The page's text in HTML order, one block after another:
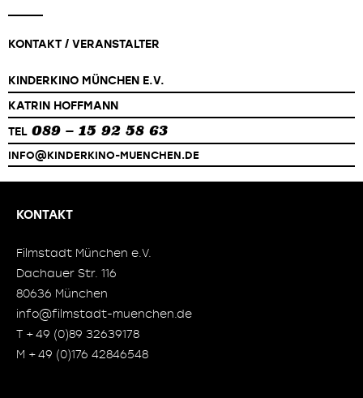
KONTAKT / VERANSTALTER
KINDERKINO MÜNCHEN E.V.
KATRIN HOFFMANN
TEL 089 – 15 92 58 63
INFO@KINDERKINO-MUENCHEN.DE
KONTAKT
Filmstadt München e.V.
Dachauer Str. 116
80636 München
info@filmstadt-muenchen.de
T + 49 (0)89 32639178
M + 49 (0)176 42846548